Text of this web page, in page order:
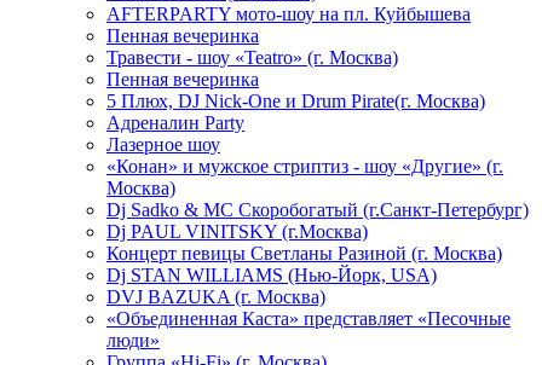
AFTERPARTY мото-шоу на пл. Куйбышева
Пенная вечеринка
Травести - шоу «Teatro» (г. Москва)
Пенная вечеринка
5 Плюх, DJ Nick-One и Drum Pirate(г. Москва)
Адреналин Party
Лазерное шоу
«Конан» и мужское стриптиз - шоу «Другие» (г.
Москва)
Dj Sadko & МС Скоробогатый (г.Санкт-Петербург)
Dj PAUL VINITSKY (г.Москва)
Концерт певицы Светланы Разиной (г. Москва)
Dj STAN WILLIAMS (Нью-Йорк, USA)
DVJ BAZUKA (г. Москва)
«Объединенная Каста» представляет «Песочные
люди»